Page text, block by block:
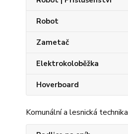
Robot
Zametač
Elektrokoloběžka
Hoverboard
Komunální a lesnická technika